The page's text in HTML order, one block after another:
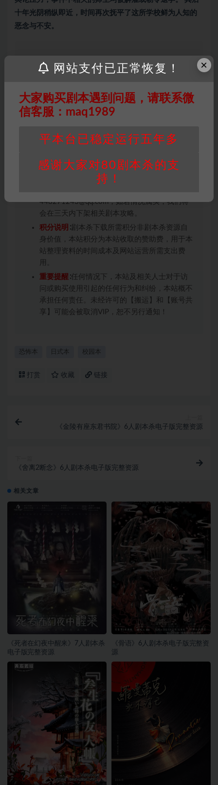
十年光阴稍纵即近，时间再次抚平了这所学校鲜为人知的
恶念与不安。
因百度网盘限制，链接有失效的风险，如遇到无
器→ 点此下载←
免责声明： 本站所有剧本杀资源均为网友分享
投稿+个人整理而来，仅供学习研究使用，请勿
未购买，即代表已阅读本声明，理解并同意受本
版权归属：本站提供的任何剧本杀资源内容的版
权均属于机关版权或权利人。如有侵权，请发邮
448271243@qq.com，如若情况属实，我们将
会在三天内下架相关剧本攻略。
积分说明 ∶剧本杀下载所需积分非剧本杀资源自
身价值，本站积分为本站收取的赞助费，用于本
站整理资料的时间成本及网站运营所需支出费
用。
重要提醒 ∶任何情况下，本站及相关人士对于访
问或购买使用引起的任何行为和纠纷，本站概不
承担任何责任。未经许可的【搬运】和【账号共
享】可能会被取消VIP，恕不另行通知！
恐怖本 日式本 校园本
打赏 收藏 链接
《金陵有座东君书院》6人剧本杀电子版完整资源
《舍离2断念》6人剧本杀电子版完整资源
相关文章
《死者在幻夜中醒来》7人剧本杀
电子版完整资源
《骨语》6人剧本杀电子版完整资
源
×
网站支付已正常恢复！
大家购买剧本遇到问题，请联系微
信客服：maq1989
平本台已稳定运行五年多
感谢大家对80剧本杀的支
持！